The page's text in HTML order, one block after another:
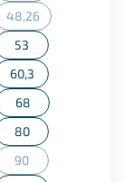
pas disponible.)
n'est
48,26
(Cette action n'est
53
pas disponible.)
n'est
60,3
actuellement pas
n'est
68
pas disponible.)
actuellement pas
80
pas disponible.)
actuellement pas
n'est
90
(Cette action n'est